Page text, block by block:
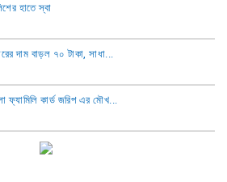
হাতে স্বা
দাম বাড়ল ৭০ টাকা, সাধা...
ফ্যামিলি কার্ড জরিপ এর মৌখ...